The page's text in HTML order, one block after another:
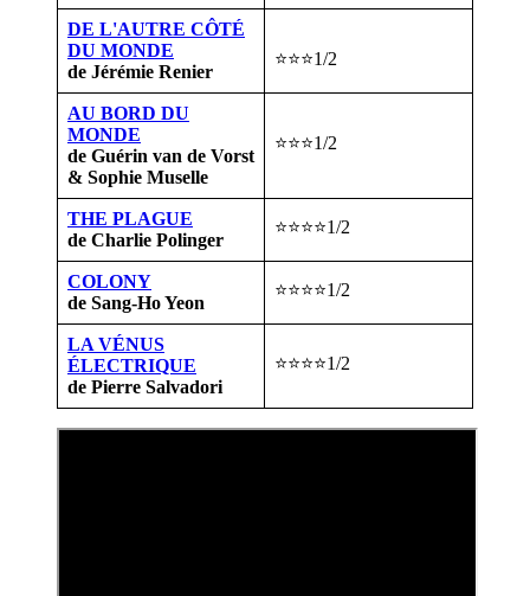
DE L'AUTRE CÔTÉ
DU MONDE
de Jérémie Renier
⭐⭐⭐1/2
AU BORD DU
MONDE
de Guérin van de Vorst
& Sophie Muselle
⭐⭐⭐1/2
THE PLAGUE
de Charlie Polinger
⭐⭐⭐⭐1/2
COLONY
de Sang-Ho Yeon
⭐⭐⭐⭐1/2
LA VÉNUS
ÉLECTRIQUE
de Pierre Salvadori
⭐⭐⭐⭐1/2